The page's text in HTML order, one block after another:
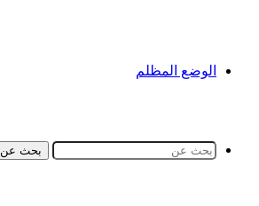
الوضع المظلم
بحث عن